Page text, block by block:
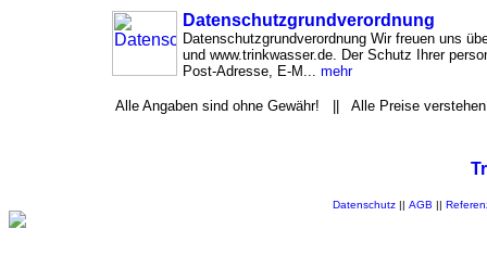
Datenschutzgrundverordnung
Datenschutzgrundverordnung Wir freuen uns
und www.trinkwasser.de. Der Schutz Ihrer
Post-Adresse, E-M... mehr
Alle Angaben sind ohne Gewähr! || Alle Preise
Datenschutz|| AGB ||